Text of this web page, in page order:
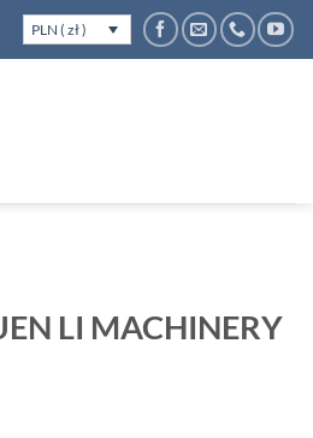
PLN ( zł )
LI MACHINERY